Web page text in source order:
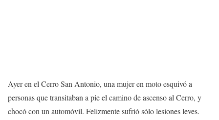
Ayer en el Cerro San Antonio, una mujer en moto esquivó a
personas que transitaban a pie el camino de ascenso al Cerro, y
chocó con un automóvil. Felizmente sufrió sólo lesiones leves.